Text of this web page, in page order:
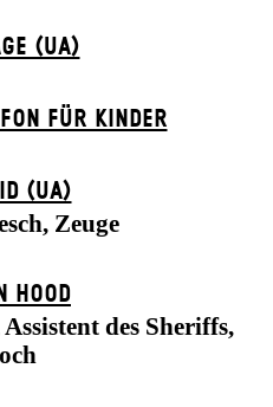
(UA)
FÜR KINDER
(UA)
Zeuge
HOOD
des Sheriffs,